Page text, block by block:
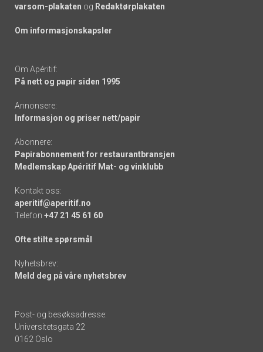
varsom-plakaten og Redaktørplakaten
Om informasjonskapsler
Om Apéritif:
På nett og papir siden 1995
Annonsere:
Informasjon og priser nett/papir
Abonnere:
Papirabonnement for restaurantbransjen
Medlemskap Apéritif Mat- og vinklubb
Kontakt oss:
aperitif@aperitif.no
Telefon +47 21 45 61 60
Ofte stilte spørsmål
Nyhetsbrev:
Meld deg på våre nyhetsbrev
Post- og besøksadresse:
Universitetsgata 22
0162 Oslo